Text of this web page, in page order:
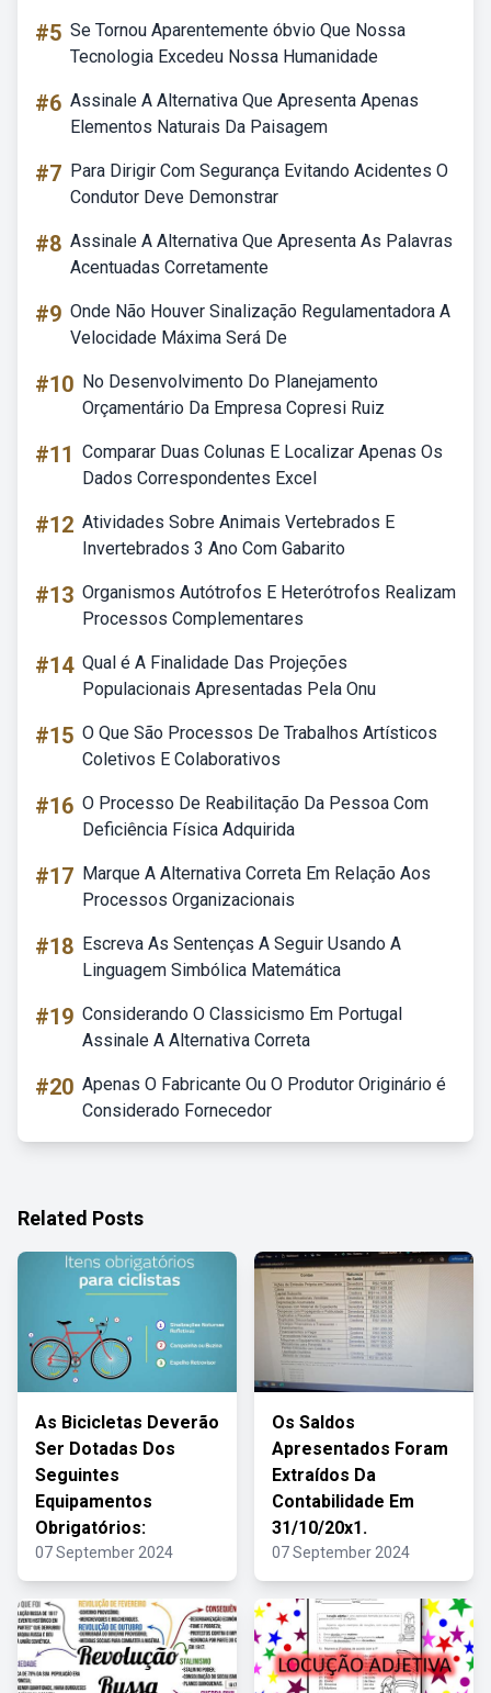
#5 Se Tornou Aparentemente óbvio Que Nossa
Tecnologia Excedeu Nossa Humanidade
#6 Assinale A Alternativa Que Apresenta Apenas
Elementos Naturais Da Paisagem
#7 Para Dirigir Com Segurança Evitando Acidentes O
Condutor Deve Demonstrar
#8 Assinale A Alternativa Que Apresenta As Palavras
Acentuadas Corretamente
#9 Onde Não Houver Sinalização Regulamentadora A
Velocidade Máxima Será De
#10 No Desenvolvimento Do Planejamento
Orçamentário Da Empresa Copresi Ruiz
#11 Comparar Duas Colunas E Localizar Apenas Os
Dados Correspondentes Excel
#12 Atividades Sobre Animais Vertebrados E
Invertebrados 3 Ano Com Gabarito
#13 Organismos Autótrofos E Heterótrofos Realizam
Processos Complementares
#14 Qual é A Finalidade Das Projeções
Populacionais Apresentadas Pela Onu
#15 O Que São Processos De Trabalhos Artísticos
Coletivos E Colaborativos
#16 O Processo De Reabilitação Da Pessoa Com
Deficiência Física Adquirida
#17 Marque A Alternativa Correta Em Relação Aos
Processos Organizacionais
#18 Escreva As Sentenças A Seguir Usando A
Linguagem Simbólica Matemática
#19 Considerando O Classicismo Em Portugal
Assinale A Alternativa Correta
#20 Apenas O Fabricante Ou O Produtor Originário é
Considerado Fornecedor
Related Posts
As Bicicletas Deverão
Ser Dotadas Dos
Seguintes
Equipamentos
Obrigatórios:
07 September 2024
Os Saldos
Apresentados Foram
Extraídos Da
Contabilidade Em
31/10/20x1.
07 September 2024